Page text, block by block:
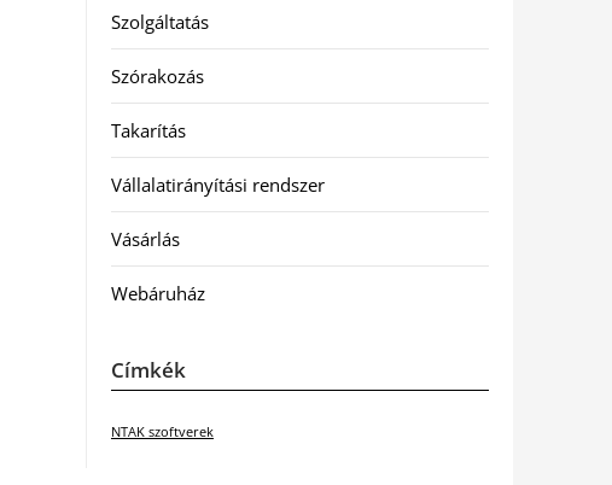
Szolgáltatás
Szórakozás
Takarítás
Vállalatirányítási rendszer
Vásárlás
Webáruház
Címkék
NTAK szoftverek